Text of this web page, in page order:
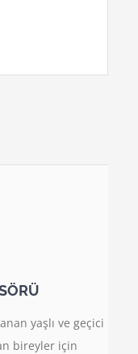
yaşlı ve geçici
bireyler için